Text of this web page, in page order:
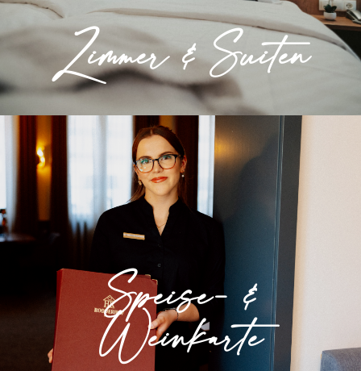
Zimmer & Suiten
» Mehr erfahren
Speise- &
Weinkarte
Speise- &
Weinkarte
Aktuelle Informationen zu unserem
saisonalen Speisen- und Getränkeangebot.
» Mehr erfahren